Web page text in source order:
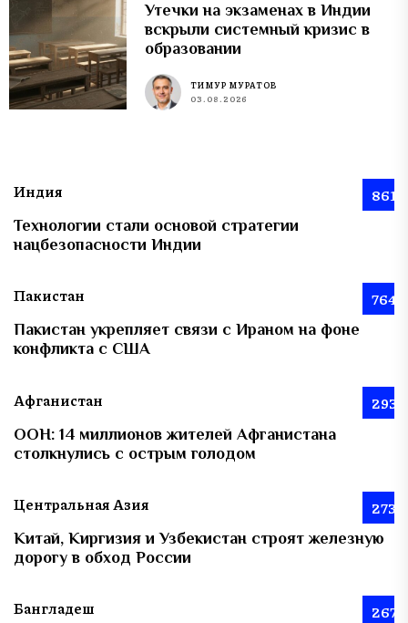
Утечки на экзаменах в Индии
вскрыли системный кризис в
образовании
ТИМУР МУРАТОВ
03.08.2026
Индия 861
Технологии стали основой стратегии
нацбезопасности Индии
Пакистан 764
Пакистан укрепляет связи с Ираном на фоне
конфликта с США
Афганистан 293
ООН: 14 миллионов жителей Афганистана
столкнулись с острым голодом
Центральная Азия 273
Китай, Киргизия и Узбекистан строят железную
дорогу в обход России
Бангладеш 267